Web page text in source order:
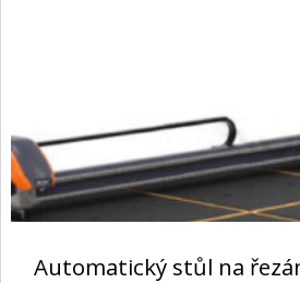
Automatický stůl na